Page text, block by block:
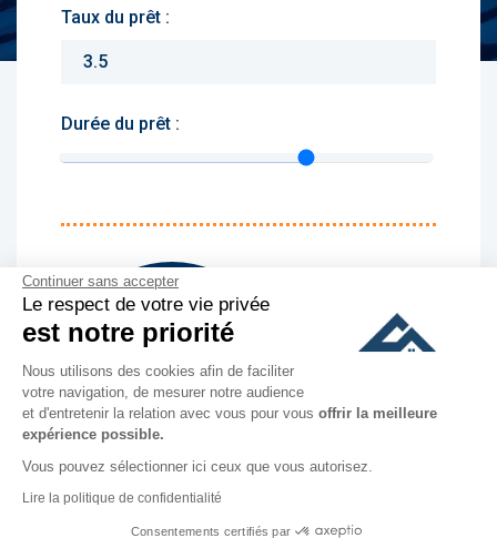
Continuer sans accepter
Le respect de votre vie privée
est notre priorité
Nous utilisons des cookies afin de faciliter
votre navigation, de mesurer notre audience
et d'entretenir la relation avec vous pour vous offrir la meilleure
expérience possible.
Vous pouvez sélectionner ici ceux que vous autorisez.
Lire la politique de confidentialité
Consentements certifiés par
Taux du prêt :
Durée du prêt :
Yearly rent :
Bénéfice mensuel